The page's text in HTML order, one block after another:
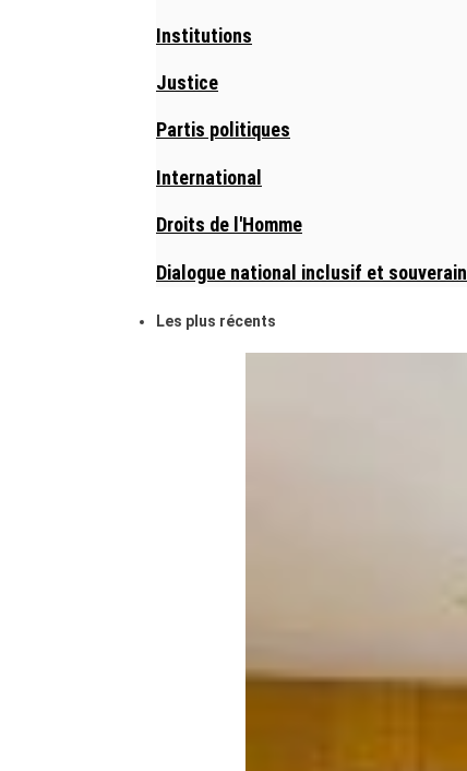
Institutions
Justice
Partis politiques
International
Droits de l'Homme
Dialogue national inclusif et souverain
Les plus récents